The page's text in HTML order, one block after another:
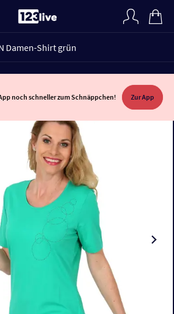
Damen-Shirt grün
noch schneller zum Schnäppchen! Zur App